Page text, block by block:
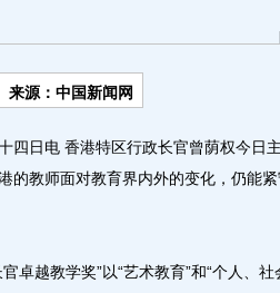
来源：中国新闻网
日电 香港特区行政长官曾荫权今日
的教师面对教育界内外的变化，仍能
越教学奖”以“艺术教育”和“个人、社